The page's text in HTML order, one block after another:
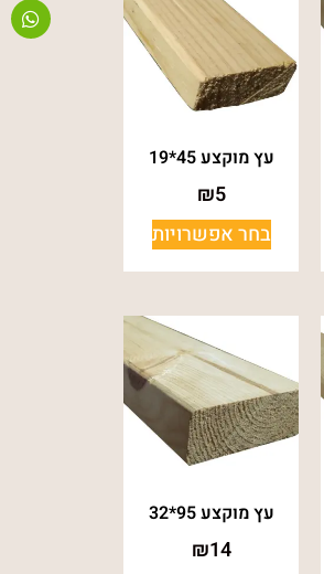
עץ מוקצע 45*19
₪5
בחר אפשרויות
עץ מוקצע 95*32
₪14